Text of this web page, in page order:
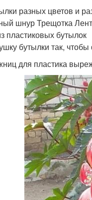
разных цветов и
шнур Трещотка
пластиковых бутылок
бутылки так,
для пластика